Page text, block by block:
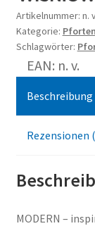
Artikelnummer: n.
Kategorie: Pforten
Schlagwörter:
EAN: n. v.
Beschreibung
Rezensionen
MODERN –